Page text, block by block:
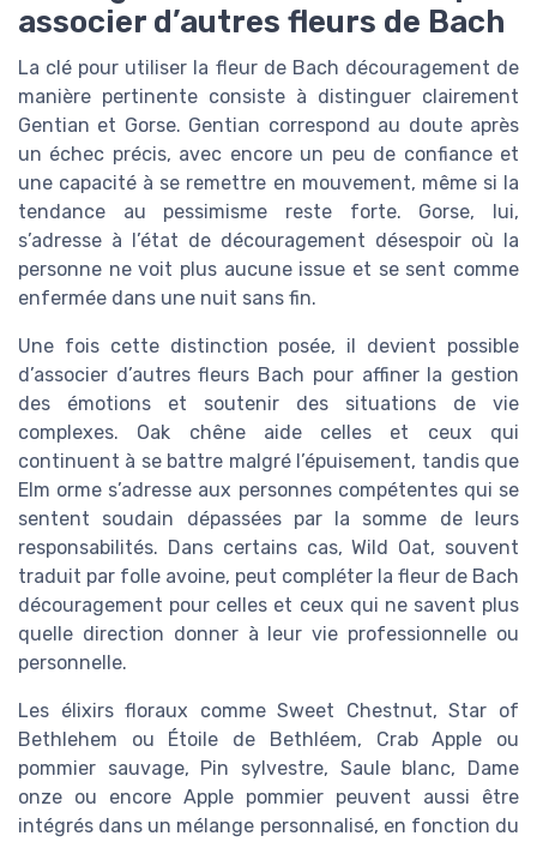
associer d’autres fleurs de Bach
La clé pour utiliser la fleur de Bach découragement de
manière pertinente consiste à distinguer clairement
Gentian et Gorse. Gentian correspond au doute après
un échec précis, avec encore un peu de confiance et
une capacité à se remettre en mouvement, même si la
tendance au pessimisme reste forte. Gorse, lui,
s’adresse à l’état de découragement désespoir où la
personne ne voit plus aucune issue et se sent comme
enfermée dans une nuit sans fin.
Une fois cette distinction posée, il devient possible
d’associer d’autres fleurs Bach pour affiner la gestion
des émotions et soutenir des situations de vie
complexes. Oak chêne aide celles et ceux qui
continuent à se battre malgré l’épuisement, tandis que
Elm orme s’adresse aux personnes compétentes qui se
sentent soudain dépassées par la somme de leurs
responsabilités. Dans certains cas, Wild Oat, souvent
traduit par folle avoine, peut compléter la fleur de Bach
découragement pour celles et ceux qui ne savent plus
quelle direction donner à leur vie professionnelle ou
personnelle.
Les élixirs floraux comme Sweet Chestnut, Star of
Bethlehem ou Étoile de Bethléem, Crab Apple ou
pommier sauvage, Pin sylvestre, Saule blanc, Dame
onze ou encore Apple pommier peuvent aussi être
intégrés dans un mélange personnalisé, en fonction du